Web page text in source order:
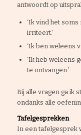
antwoordt op
‘Ik vind het
irriteert.’
‘Ik ben weleens
‘Ik heb weleens
te ontvangen.’
Bij alle vragen ga ik
ondanks alle
Tafelgesprekken
In een tafelgesprek